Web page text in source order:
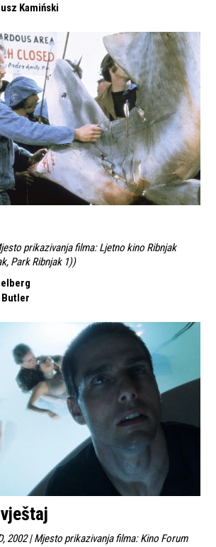
Kamiński
prikazivanja filma: Ljetno kino Ribnjak
Park Ribnjak 1))
2002 | Mjesto prikazivanja filma: Kino Forum